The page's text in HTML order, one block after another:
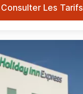
Consulter Les Tarifs